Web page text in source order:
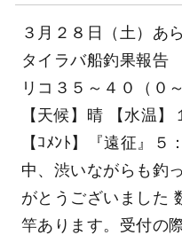
３月２８日（土）あ
タイラバ船釣果報告
リコ３５～４０（０
【天候】晴 【水温
【ｺﾒﾝﾄ】『遠征』
中、渋いながらも釣
がとうございました
竿あります。受付の